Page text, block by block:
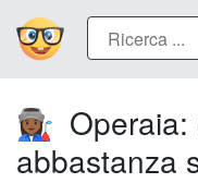
👩🏾‍🏭
abbastanza